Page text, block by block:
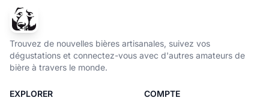
Trouvez de nouvelles bières artisanales, suivez vos
dégustations et connectez-vous avec d'autres amateurs de
bière à travers le monde.
EXPLORER COMPTE